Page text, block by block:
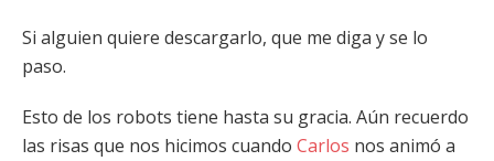
Si alguien quiere descargarlo, que me diga y se lo
paso.
Esto de los robots tiene hasta su gracia. Aún recuerdo
las risas que nos hicimos cuando Carlos nos animó a